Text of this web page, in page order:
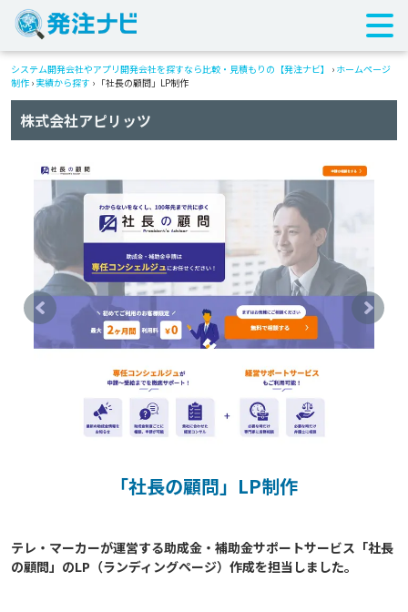
システム開発会社やアプリ開発会社を探すなら比較・見積もりの【発注ナビ】 › ホームページ
制作 › 実績から探す › 「社長の顧問」LP制作
株式会社アピリッツ
「社長の顧問」LP制作
テレ・マーカーが運営する助成金・補助金サポートサービス「社長